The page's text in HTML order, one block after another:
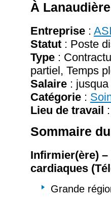
À Lanaudière
Entreprise :
Statut : Poste
Type :
partiel, Temps
Salaire :
Catégorie :
Lieu de travail :
Sommaire
Infirmier(ère)
cardiaques
Grande